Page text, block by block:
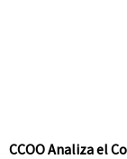
CCOO Analiza el